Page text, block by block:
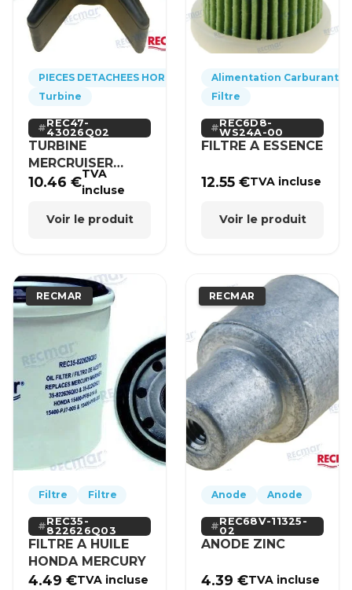
PIECES DETACHEES HORS-BORD
Turbine
REC47-
43026Q02
TURBINE
MERCRUISER
MERCURY BRP
10.46€TVA
incluse
Voir le produit
Alimentation Carburant
Filtre
REC6D8-
WS24A-00
FILTRE A ESSENCE
12.55€TVA incluse
Voir le produit
RECMAR
Filtre Filtre
REC35-
822626Q03
FILTRE A HUILE
HONDA MERCURY
4.49€TVA incluse
RECMAR
Anode Anode
REC68V-11325-
02
ANODE ZINC
4.39€TVA incluse